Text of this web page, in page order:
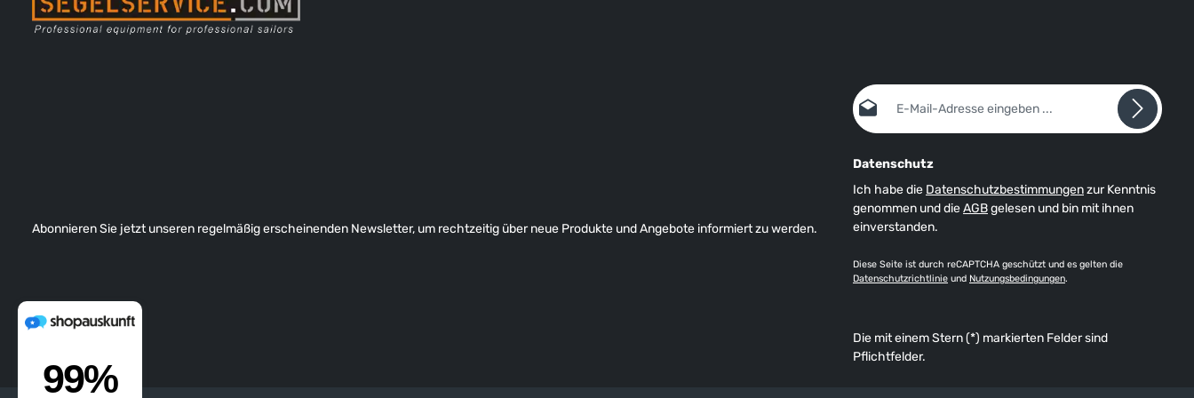
Abonnieren Sie jetzt unseren regelmäßig erscheinenden Newsletter, um rechtzeitig über neue Produkte und Angebote informiert zu werden.
E-Mail-Adresse*
Datenschutz
Ich habe die Datenschutzbestimmungenzur Kenntnis
genommen und dieAGBgelesen und bin mit ihnen
einverstanden.
Diese Seite ist durch reCAPTCHA geschützt und es gelten die
Datenschutzrichtlinie und Nutzungsbedingungen.
Die mit einem Stern (*) markierten Felder sind
Pflichtfelder.